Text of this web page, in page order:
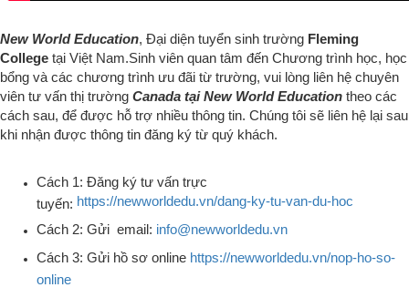
New World Education, Đại diện tuyển sinh trường Fleming
College tại Việt Nam.Sinh viên quan tâm đến Chương trình học, học
bổng và các chương trình ưu đãi từ trường, vui lòng liên hệ chuyên
viên tư vấn thị trường Canada tại New World Education theo các
cách sau, để được hỗ trợ nhiều thông tin. Chúng tôi sẽ liên hệ lại sau
khi nhận được thông tin đăng ký từ quý khách.
Cách 1: Đăng ký tư vấn trực
tuyến: https://newworldedu.vn/dang-ky-tu-van-du-hoc
Cách 2: Gửi email: info@newworldedu.vn
Cách 3: Gửi hồ sơ online https://newworldedu.vn/nop-ho-so-
online